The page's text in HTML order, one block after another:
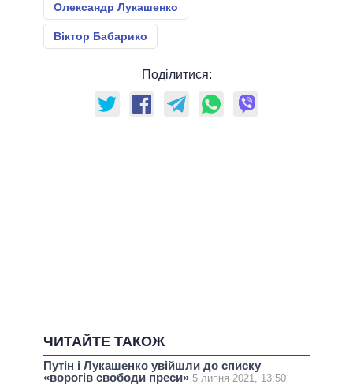
Олександр Лукашенко
Віктор Бабарико
Поділитися:
ЧИТАЙТЕ ТАКОЖ
Путін і Лукашенко увійшли до списку
«ворогів свободи преси» 5 липня 2021, 13:50